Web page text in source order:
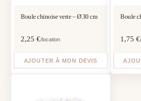
Boule chinoise verte – Ø 30 cm
2,25€/location
AJOUTER À MON DEVIS
Boule
1,75 €